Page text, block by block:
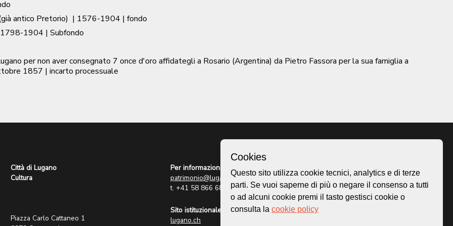
antico Pretorio) | 1576-1904 | fondo
1798-1904 | Subfondo
per non aver consegnato 7 once d'oro affidategli a Rosario (Argentina) da Pietro Fassora per la sua famiglia a
1857 | incarto processuale
Città di Lugano
Cultura
Piazza Carlo Cattaneo 1
Per informazioni:
patrimonio@lugano.ch
t. +41 58 866 68 50
Sito istituzionale:
lugano.ch
Homepage
Mappa
Storie
Cookies
Questo sito utilizza cookie tecnici, analytics e di terze
parti. Se vuoi saperne di più o negare il consenso a tutti
o ad alcuni cookie premi il tasto gestisci cookie o
consulta la cookie policy